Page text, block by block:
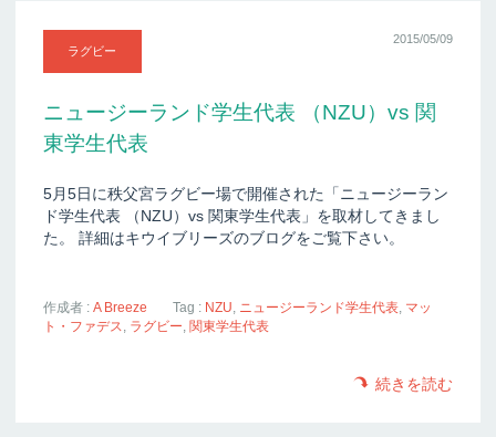
ラグビー
2015/05/09
ニュージーランド学生代表 （NZU）vs 関
東学生代表
5月5日に秩父宮ラグビー場で開催された「ニュージーラン
ド学生代表 （NZU）vs 関東学生代表」を取材してきまし
た。 詳細はキウイブリーズのブログをご覧下さい。
作成者 :A Breeze Tag : NZU ニュージーランド学生代表 マッ
ト・ファデス
ラグビー 関東学生代表
続きを読む